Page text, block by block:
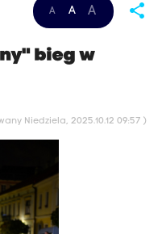
A A A share
bieg w
Niedziela, 2025.10.12 09:57 )